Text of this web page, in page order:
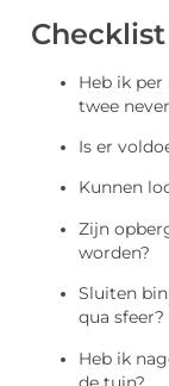
Checklist
Heb ik
twee
Is er
Kunnen
Zijn
worden?
Sluiten
qua sfeer?
Heb ik
de tuin?